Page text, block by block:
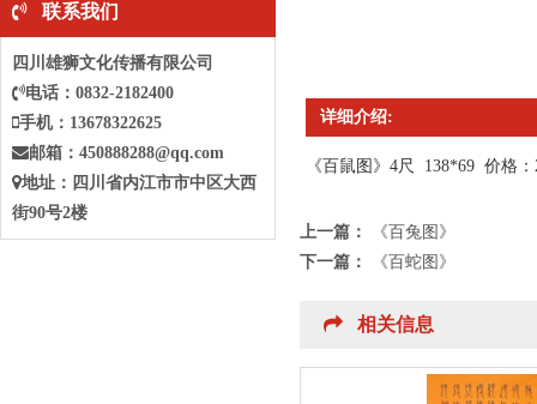
联系我们
四川雄狮文化传播有限公司
电话：0832-2182400
手机：13678322625
邮箱： 450888288@qq.com
地址：四川省内江市市中 区大西
街90号2楼
详细介绍:
《百鼠图》 4尺 138*69 价格：
上一篇：
《百兔图》
下一篇：
《百蛇图》
相关信息